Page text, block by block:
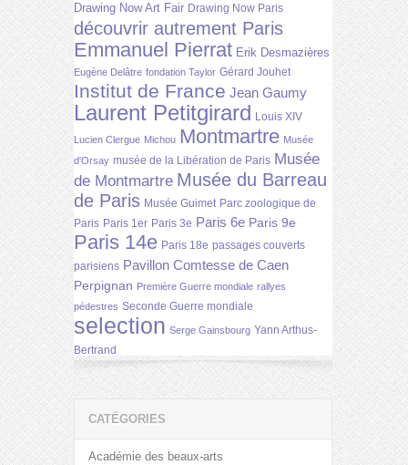
Drawing Now Art Fair Drawing Now Paris
découvrir autrement Paris
Emmanuel Pierrat Erik Desmazières
Eugène Delâtre fondation Taylor Gérard Jouhet
Institut de France Jean Gaumy
Laurent Petitgirard Louis XIV
Lucien Clergue Michou Montmartre Musée
d'Orsay musée de la Libération de Paris Musée
de Montmartre Musée du Barreau
de Paris Musée Guimet Parc zoologique de
Paris Paris 1er Paris 3e Paris 6e Paris 9e
Paris 14e Paris 18e passages couverts
parisiens Pavillon Comtesse de Caen
Perpignan Première Guerre mondiale rallyes
pédestres Seconde Guerre mondiale
selection Serge Gainsbourg Yann Arthus-
Bertrand
CATÉGORIES
Académie des beaux-arts